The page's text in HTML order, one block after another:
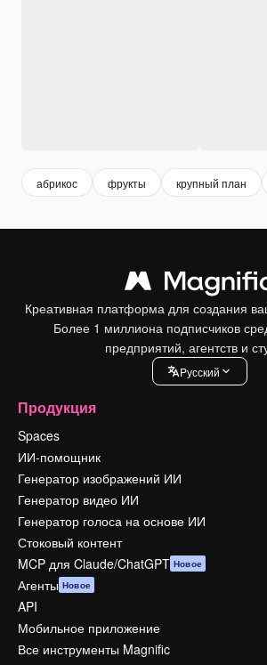
абрикос фрукты крупный план
Креативная платформа для создания
Более 1 миллиона подписчиков
предприятий, агентств и
Pусский
Продукция
Spaces
ИИ-помощник
Генератор изображений ИИ
Генератор видео ИИ
Генератор голоса на основе ИИ
Стоковый контент
MCP для Claude/ChatGPT Новое
Агенты Новое
API
Мобильное приложение
Все инструменты Magnific